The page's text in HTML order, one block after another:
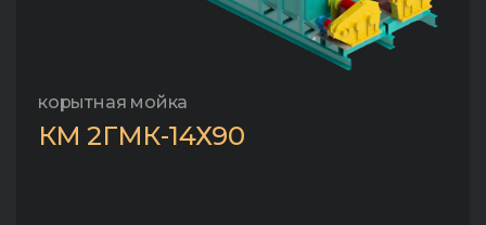
корытная мойка
КМ 2ГМК-14Х90